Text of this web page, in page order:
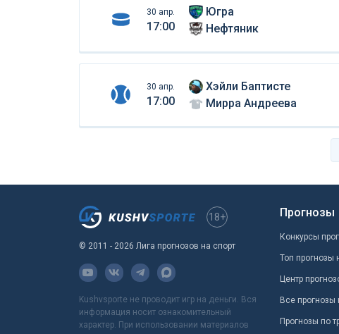
30 апр.
17:00
Югра
Нефтяник
30 апр.
17:00
Хэйли Баптисте
Мирра Андреева
18+
© 2011 - 2026 Лига прогнозов на спорт
Kushvsporte не проводит игр на деньги. Вся
информация носит ознакомительный
характер. При использовании материалов
Прогнозы
Конкурсы
Топ прогнозы
Центр
Все прогнозы
Прогнозы по